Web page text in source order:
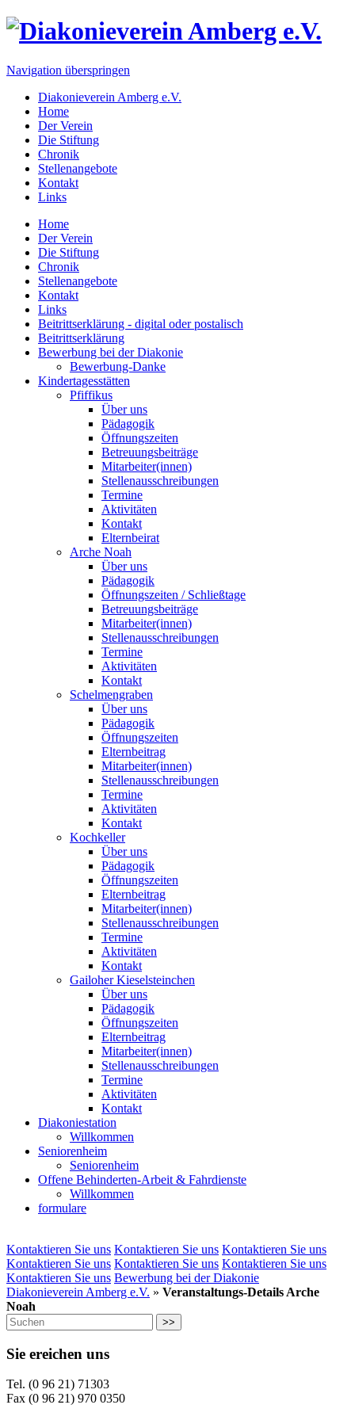
Navigation überspringen
Diakonieverein Amberg e.V.
Home
Der Verein
Die Stiftung
Chronik
Stellenangebote
Kontakt
Links
Home
Der Verein
Die Stiftung
Chronik
Stellenangebote
Kontakt
Links
Beitrittserklärung - digital oder postalisch
Beitrittserklärung
Bewerbung bei der Diakonie
Bewerbung-Danke
Kindertagesstätten
Pfiffikus
Über uns
Pädagogik
Öffnungszeiten
Betreuungsbeiträge
Mitarbeiter(innen)
Stellenausschreibungen
Termine
Aktivitäten
Kontakt
Elternbeirat
Arche Noah
Über uns
Pädagogik
Öffnungszeiten / Schließtage
Betreuungsbeiträge
Mitarbeiter(innen)
Stellenausschreibungen
Termine
Aktivitäten
Kontakt
Schelmengraben
Über uns
Pädagogik
Öffnungszeiten
Elternbeitrag
Mitarbeiter(innen)
Stellenausschreibungen
Termine
Aktivitäten
Kontakt
Kochkeller
Über uns
Pädagogik
Öffnungszeiten
Elternbeitrag
Mitarbeiter(innen)
Stellenausschreibungen
Termine
Aktivitäten
Kontakt
Gailoher Kieselsteinchen
Über uns
Pädagogik
Öffnungszeiten
Elternbeitrag
Mitarbeiter(innen)
Stellenausschreibungen
Termine
Aktivitäten
Kontakt
Diakoniestation
Willkommen
Seniorenheim
Seniorenheim
Offene Behinderten-Arbeit & Fahrdienste
Willkommen
formulare
Kontaktieren Sie uns Kontaktieren Sie uns Kontaktieren Sie uns
Kontaktieren Sie uns Kontaktieren Sie uns Kontaktieren Sie uns
Kontaktieren Sie uns Bewerbung bei der Diakonie
Diakonieverein Amberg e.V. » Veranstaltungs-Details Arche
Noah
>>
Sie ereichen uns
Tel. (0 96 21) 71303
Fax (0 96 21) 970 0350